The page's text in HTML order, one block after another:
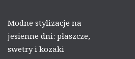
Modne stylizacje na
jesienne dni: płaszcze,
swetry i kozaki